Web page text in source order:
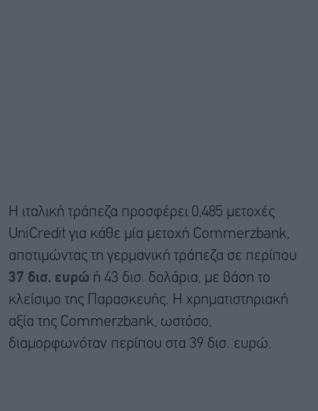
Η ιταλική τράπεζα προσφέρει 0,485 μετοχές
UniCredit για κάθε μία μετοχή Commerzbank,
αποτιμώντας τη γερμανική τράπεζα σε περίπου
37 δισ. ευρώ ή 43 δισ. δολάρια, με βάση το
κλείσιμο της Παρασκευής. Η χρηματιστηριακή
αξία της Commerzbank, ωστόσο,
διαμορφωνόταν περίπου στα 39 δισ. ευρώ.